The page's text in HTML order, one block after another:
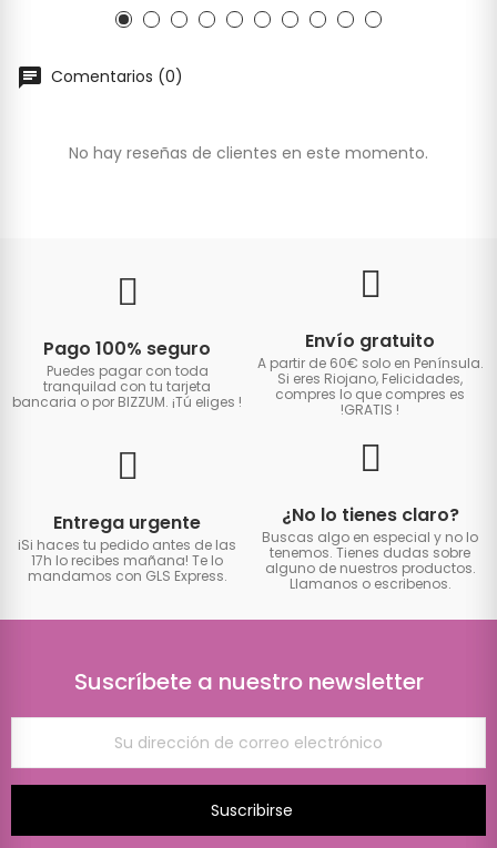
Comentarios (0)
No hay reseñas de clientes en este momento.
Pago 100% seguro
Puedes pagar con toda
tranquilad con tu tarjeta
bancaria o por BIZZUM. ¡Tú eliges !
Envío gratuito
A partir de 60€ solo en Península.
Si eres Riojano, Felicidades,
compres lo que compres es
!GRATIS !
Entrega urgente
iSi haces tu pedido antes de las
17h lo recibes mañana! Te lo
mandamos con GLS Express.
¿No lo tienes claro?
Buscas algo en especial y no lo
tenemos. Tienes dudas sobre
alguno de nuestros productos.
Llamanos o escribenos.
Suscríbete a nuestro newsletter
Suscribirse